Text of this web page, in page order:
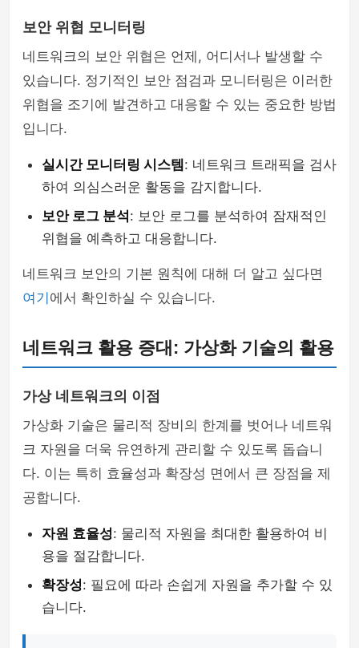
보안 위협 모니터링
네트워크의 보안 위협은 언제, 어디서나 발생할 수
있습니다. 정기적인 보안 점검과 모니터링은 이러한
위협을 조기에 발견하고 대응할 수 있는 중요한 방법
입니다.
실시간 모니터링 시스템 : 네트워크 트래픽을 검사
하여 의심스러운 활동을 감지합니다.
보안 로그 분석: 보안 로그를 분석하여 잠재적인
위협을 예측하고 대응합니다.
네트워크 보안의 기본 원칙에 대해 더 알고 싶다면
여기 에서 확인하실 수 있습니다.
네트워크 활용 증대: 가상화 기술의 활용
가상 네트워크의 이점
가상화 기술은 물리적 장비의 한계를 벗어나 네트워
크 자원을 더욱 유연하게 관리할 수 있도록 돕습니
다. 이는 특히 효율성과 확장성 면에서 큰 장점을 제
공합니다.
자원 효율성: 물리적 자원을 최대한 활용하여 비
용을 절감합니다.
확장성: 필요에 따라 손쉽게 자원을 추가할 수 있
습니다.